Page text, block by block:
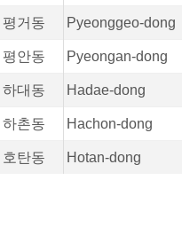
평거동 Pyeonggeo-dong
평안동 Pyeongan-dong
하대동 Hadae-dong
하촌동 Hachon-dong
호탄동 Hotan-dong